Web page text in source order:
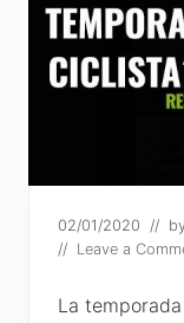
02/01/2020 //
// Leave a
La